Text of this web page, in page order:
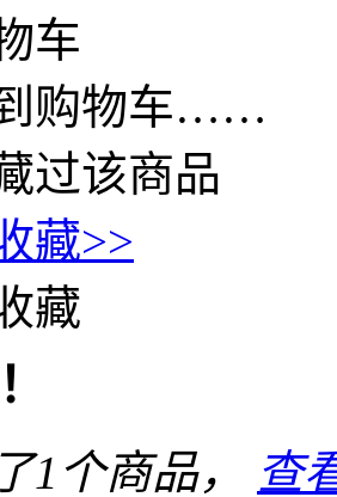
车
购物车……
过该商品
藏>>
藏
1 个商品， 查